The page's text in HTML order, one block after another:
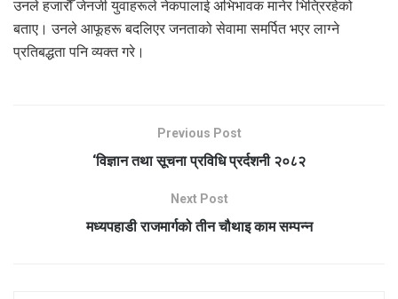
उनले हजारौँ जेनजी युवाहरूले नेकपालाई अभिभावक मानेर भित्रिरहेको
बताए। उनले आफूहरू बदलिएर जनताको सेवामा समर्पित भएर लाग्ने
प्रतिबद्धता पनि व्यक्त गरे।
Previous Post
‘विज्ञान तथा सूचना प्रविधि प्रर्दशनी २०८२
Next Post
मध्यपहाडी राजमार्गको तीन चौथाइ काम सम्पन्न